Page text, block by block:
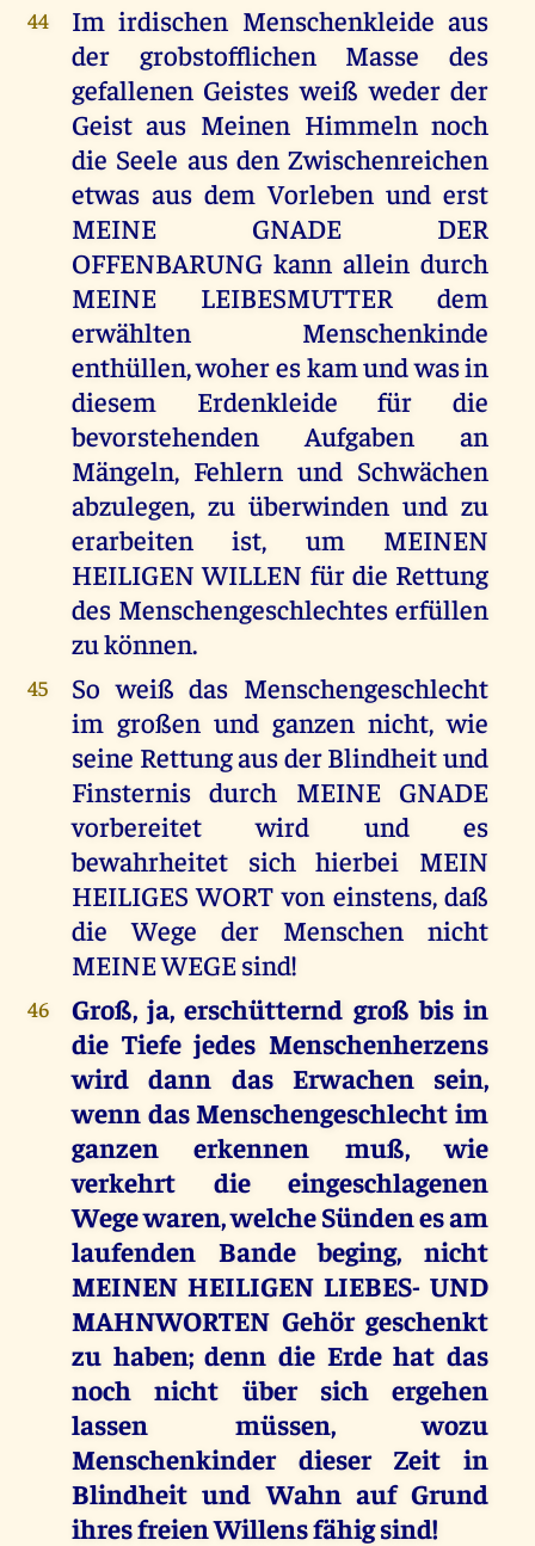
44
Im irdischen Menschenkleide aus
der grobstofflichen Masse des
gefallenen Geistes weiß weder der
Geist aus Meinen Himmeln noch
die Seele aus den Zwischenreichen
etwas aus dem Vorleben und erst
MEINE GNADE DER
OFFENBARUNG kann allein durch
MEINE LEIBESMUTTER dem
erwählten Menschenkinde
enthüllen, woher es kam und was in
diesem Erdenkleide für die
bevorstehenden Aufgaben an
Mängeln, Fehlern und Schwächen
abzulegen, zu überwinden und zu
erarbeiten ist, um MEINEN
HEILIGEN WILLEN für die Rettung
des Menschengeschlechtes erfüllen
zu können.
45
So weiß das Menschengeschlecht
im großen und ganzen nicht, wie
seine Rettung aus der Blindheit und
Finsternis durch MEINE GNADE
vorbereitet wird und es
bewahrheitet sich hierbei MEIN
HEILIGES WORT von einstens, daß
die Wege der Menschen nicht
MEINE WEGE sind!
46
Groß, ja, erschütternd groß bis in
die Tiefe jedes Menschenherzens
wird dann das Erwachen sein,
wenn das Menschengeschlecht im
ganzen erkennen muß, wie
verkehrt die eingeschlagenen
Wege waren, welche Sünden es am
laufenden Bande beging, nicht
MEINEN HEILIGEN LIEBES- UND
MAHNWORTEN Gehör geschenkt
zu haben; denn die Erde hat das
noch nicht über sich ergehen
lassen müssen, wozu
Menschenkinder dieser Zeit in
Blindheit und Wahn auf Grund
ihres freien Willens fähig sind!